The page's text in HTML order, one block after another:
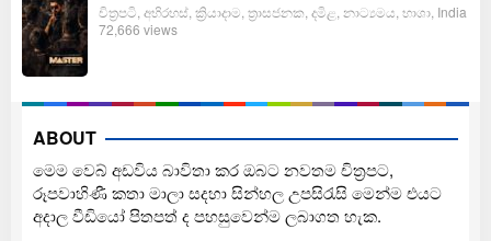
චිත්‍රපටි අභිරහස් ක්‍රියාදාම ත්‍රාසජනක දමිළ නාට්‍යමය භාශා India
72,666 views
ABOUT
මෙම වෙබ් අඩවිය බාවිතා කර ඔබට නවතම චිත්‍රපට,
රූපවාහිණී කතා මාලා සදහා සින්හල උපසිරැසි මෙන්ම එයට
අදාල වීඩියෝ පිතපත් ද පහසුවෙන්ම ලබාගත හැක.